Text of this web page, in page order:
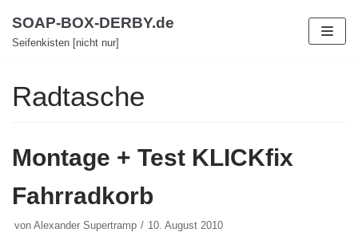
Zum
Inhalt
SOAP-BOX-DERBY.de
Seifenkisten [nicht nur]
Radtasche
Montage + Test KLICKfix
Fahrradkorb
von Alexander Supertramp 10. August 2010